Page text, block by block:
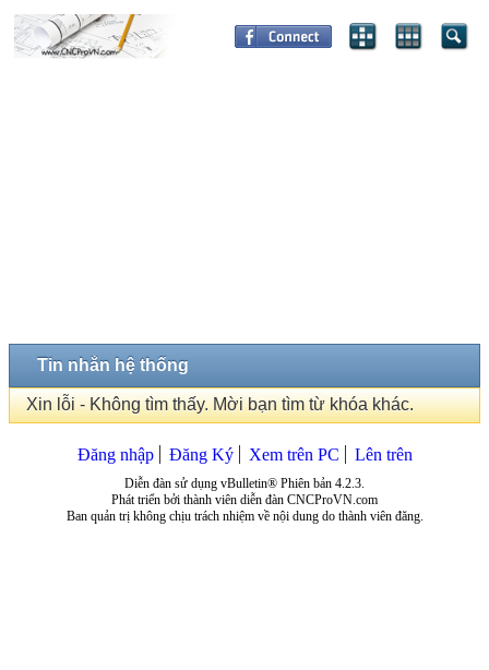
Tin nhắn hệ thống
Xin lỗi - Không tìm thấy. Mời bạn tìm từ khóa khác.
Đăng nhập Đăng Ký Xem trên PC Lên trên
Diễn đàn sử dụng vBulletin® Phiên bản 4.2.3.
Phát triển bởi thành viên diễn đàn CNCProVN.com
Ban quản trị không chịu trách nhiệm về nội dung do thành viên đăng.